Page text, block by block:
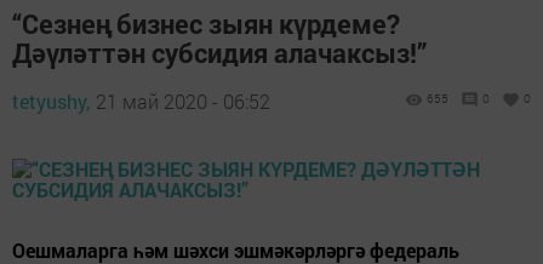
“Сезнең бизнес зыян күрдеме?
Дәүләттән субсидия алачаксыз!”
tetyushy, 21 май 2020 - 06:52 655 0 0
Оешмаларга һәм шәхси эшмәкәрләргә федераль